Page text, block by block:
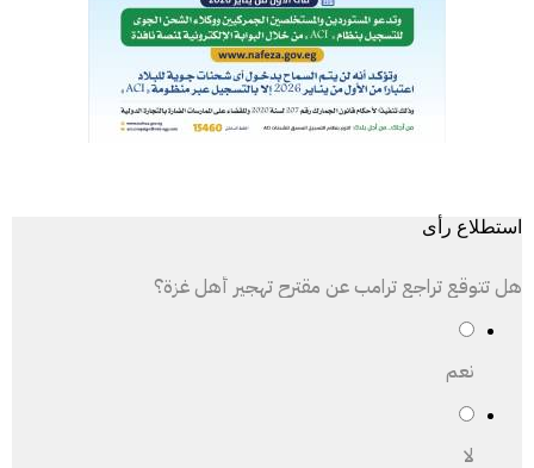
استطلاع رأى
هل تتوقع تراجع ترامب عن مقترح تهجير أهل غزة؟
نعم
لا